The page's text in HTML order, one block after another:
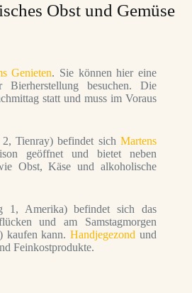
Obst und Gemüse
Genieten. Sie können hier eine
besuchen. Die
statt und muss im Voraus
Tienray) befindet sich Martens
geöffnet und bietet neben
Obst, Käse und alkoholische
1, Amerika) befindet sich das
und am Samstagmorgen
kaufen kann.Handjegezond und
Feinkostprodukte.